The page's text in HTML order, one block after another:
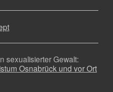
sexualisierter Gewalt:
Osnabrück und vor Ort